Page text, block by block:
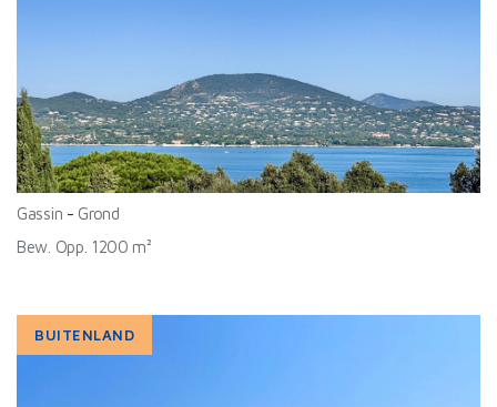
Gassin - Grond
Bew. Opp. 1200 m²
BUITENLAND